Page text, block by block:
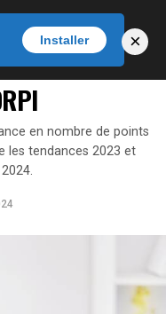
en nombre de points
les tendances 2023 et
Installer ×